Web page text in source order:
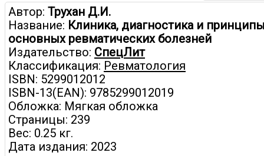
Автор: Трухан Д.И.
Название: Клиника, диагностика и
основных ревматических болезней
Издательство: СпецЛит
Классификация: Ревматология
ISBN: 5299012012
ISBN-13(EAN): 9785299012019
Обложка: Мягкая обложка
Страницы: 239
Вес: 0.25 кг.
Дата издания: 2023